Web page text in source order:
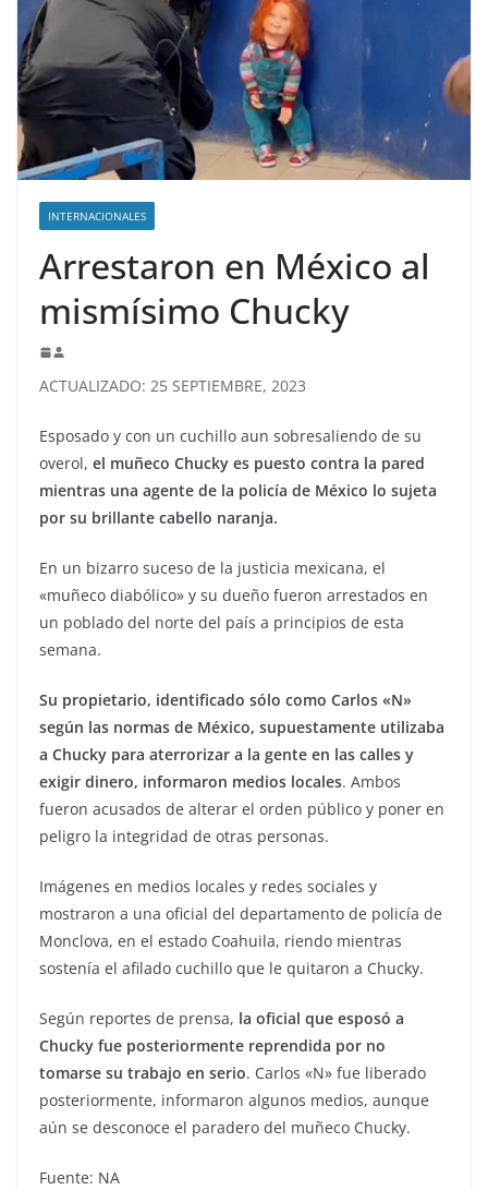
INTERNACIONALES
Arrestaron en México al
mismísimo Chucky
ACTUALIZADO: 25 SEPTIEMBRE, 2023
Esposado y con un cuchillo aun sobresaliendo de su
overol, el muñeco Chucky es puesto contra la pared
mientras una agente de la policía de México lo sujeta
por su brillante cabello naranja.
En un bizarro suceso de la justicia mexicana, el
«muñeco diabólico» y su dueño fueron arrestados en
un poblado del norte del país a principios de esta
semana.
Su propietario, identificado sólo como Carlos «N»
según las normas de México, supuestamente utilizaba
a Chucky para aterrorizar a la gente en las calles y
exigir dinero, informaron medios locales. Ambos
fueron acusados de alterar el orden público y poner en
peligro la integridad de otras personas.
Imágenes en medios locales y redes sociales y
mostraron a una oficial del departamento de policía de
Monclova, en el estado Coahuila, riendo mientras
sostenía el afilado cuchillo que le quitaron a Chucky.
Según reportes de prensa, la oficial que esposó a
Chucky fue posteriormente reprendida por no
tomarse su trabajo en serio. Carlos «N» fue liberado
posteriormente, informaron algunos medios, aunque
aún se desconoce el paradero del muñeco Chucky.
Fuente: NA